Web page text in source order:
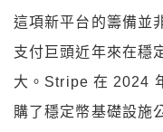
這項新平台的籌備並
支付巨頭近年來在穩
大。Stripe 在 2024
購了穩定幣基礎設施